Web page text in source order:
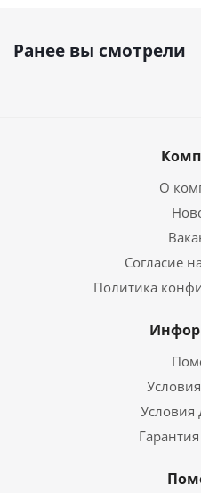
Ранее вы смотрели
О
Согласие
Политика
Условия